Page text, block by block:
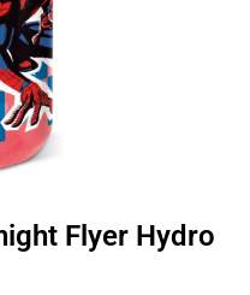
Flyer Hydro